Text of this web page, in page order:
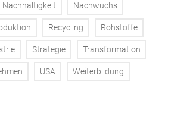
Nachhaltigkeit Nachwuchs
Recycling Rohstoffe
Strategie Transformation
USA Weiterbildung